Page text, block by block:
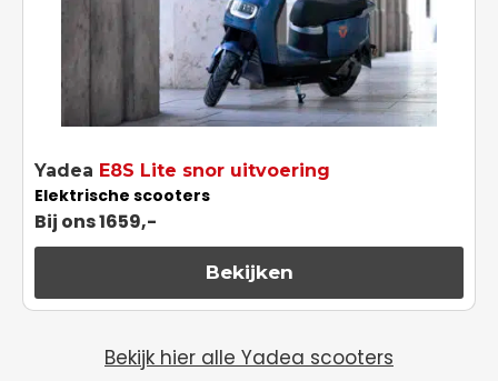
Yadea E8S Lite snor uitvoering
Elektrische scooters
Bij ons 1659,-
Bekijken
Bekijk hier alle Yadea scooters